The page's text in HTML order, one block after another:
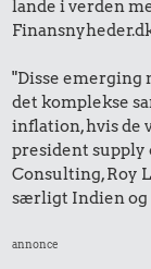
lande i verden
"Disse emerging
det komplekse
inflation, hvis de
president supply
Consulting, Roy
særligt Indien og
annonce